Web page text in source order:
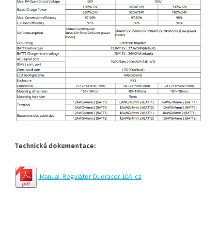
Technická dokumentace:
Manual-Regulátor Duoracer 10A-cz